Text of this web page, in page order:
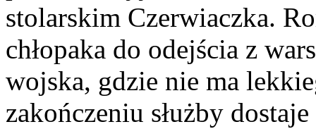
stolarskim Czerwiaczka.
chłopaka do odejścia z
wojska, gdzie nie ma
zakończeniu służby